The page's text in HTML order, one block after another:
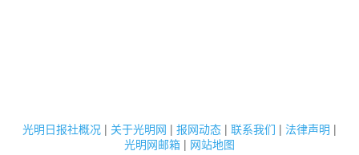
光明日报社概况 | 关于光明网 | 报网动态 | 联系我们 | 法律声明 |
光明网邮箱 | 网站地图